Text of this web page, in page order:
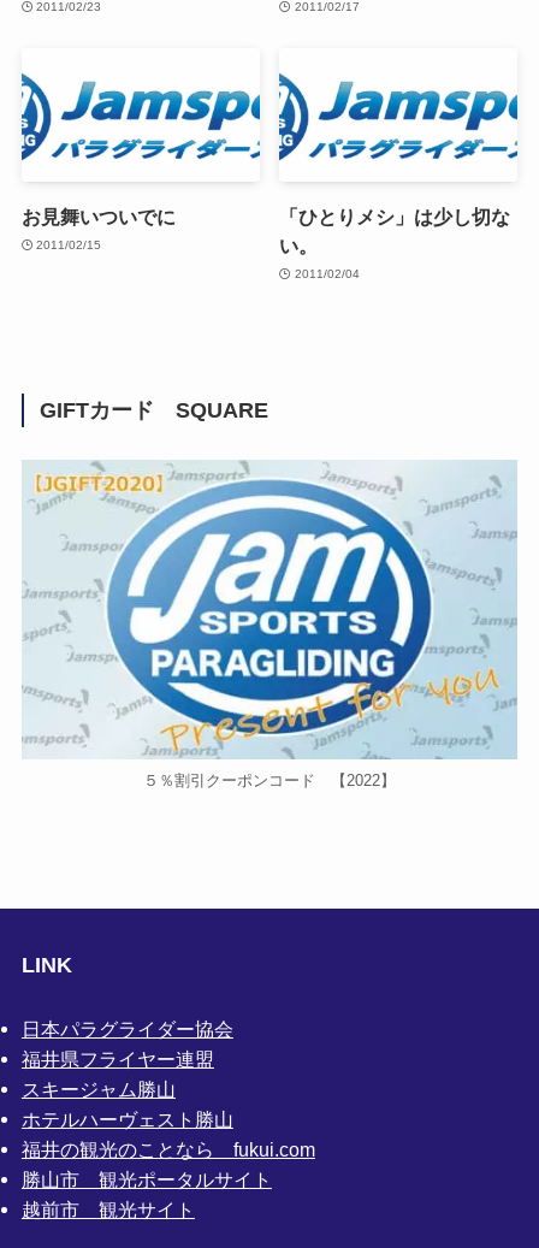
2011/02/23 2011/02/17
お見舞いついでに
2011/02/15
「ひとりメシ」は少し切な
い。
2011/02/04
GIFTカード SQUARE
５％割引クーポンコード 【2022】
LINK
日本パラグライダー協会
福井県フライヤー連盟
スキージャム勝山
ホテルハーヴェスト勝山
福井の観光のことなら fukui.com
勝山市 観光ポータルサイト
越前市 観光サイト